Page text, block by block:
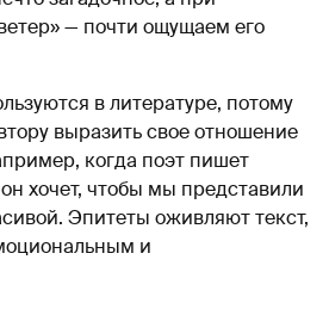
— почти ощущаем его
в литературе, потому
выразить свое отношение
когда поэт пишет
хочет, чтобы мы представили
Эпитеты оживляют текст,
и